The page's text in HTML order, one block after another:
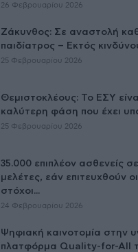
26 Φεβρουαρίου 2026
Ζάκυνθος: Σε αναστολή
παιδίατρος – Εκτός
25 Φεβρουαρίου 2026
Θεμιστοκλέους: Το ΕΣΥ
καλύτερη φάση που έχει
25 Φεβρουαρίου 2026
35.000 επιπλέον ασθενείς σε
μελέτες, εάν επιτευχθούν οι
στόχοι...
24 Φεβρουαρίου 2026
Ψηφιακή καινοτομία στην
πλατφόρμα Quality-for-All